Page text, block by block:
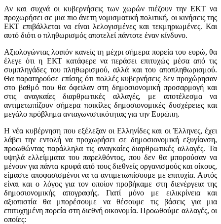
Αν και συχνά οι κυβερνήσεις των χωρών πιέζουν την ΕΚΤ να
προχωρήσει σε μια πιο άνετη νομισματική πολιτική, οι κινήσεις της
ΕΚΤ επιβάλλεται να είναι λελογισμένες και τεκμηριωμένες. Και
αυτό διότι ο πληθωρισμός αποτελεί πάντοτε έναν κίνδυνο.
Αξιολογώντας λοιπόν κανείς τη μέχρι σήμερα πορεία του ευρώ, θα
έλεγε ότι η ΕΚΤ κατάφερε να περάσει επιτυχώς μέσα από τις
συμπληγάδες του πληθωρισμού, αλλά και του αποπληθωρισμού.
Θα παρατηρούσε επίσης ότι πολλές κυβερνήσεις δεν προχώρησαν
στο βαθμό που θα όφειλαν στη δημοσιονομική προσαρμογή και
στις αναγκαίες διαρθρωτικές αλλαγές, με αποτέλεσμα να
αντιμετωπίζουν σήμερα ποικίλες δημοσιονομικές δυσχέρειες και
μεγάλο πρόβλημα ανταγωνιστικότητας για την Ευρώπη.
Η νέα κυβέρνηση που εξέλεξαν οι Ελληνίδες και οι Έλληνες, έχει
λάβει την εντολή να προχωρήσει σε δημοσιονομική εξυγίανση,
προωθώντας παράλληλα τις αναγκαίες διαρθρωτικές αλλαγές. Τα
υψηλά ελλείμματα του παρελθόντος, που δεν θα μπορούσαν να
μένουν για πάντα κρυφά από τους διεθνείς οργανισμούς και οίκους,
είμαστε αποφασισμένοι να τα αντιμετωπίσουμε με επιτυχία. Αυτός
είναι και ο λόγος για τον οποίον προβήκαμε στη διενέργεια της
δημοσιονομικής απογραφής. Γιατί μόνο με ειλικρίνεια και
αξιοπιστία θα μπορέσουμε να θέσουμε τις βάσεις για μια
επιτυχημένη πορεία στη διεθνή οικονομία. Προωθούμε αλλαγές, οι
οποίες: